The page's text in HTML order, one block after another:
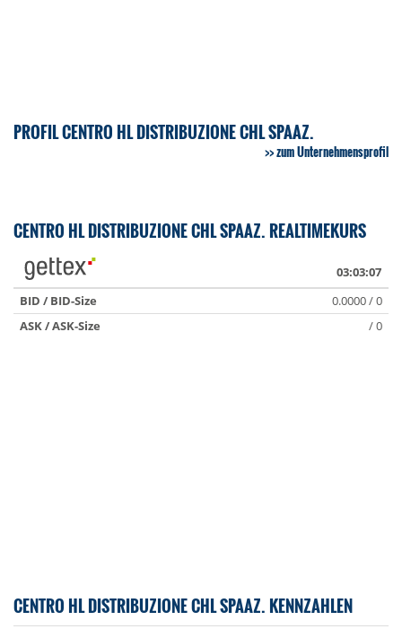
PROFIL CENTRO HL DISTRIBUZIONE CHL SPAAZ.
zum Unternehmensprofil
CENTRO HL DISTRIBUZIONE CHL SPAAZ. REALTIMEKURS
03:03:07
BID / BID-Size
0.0000 / 0
ASK / ASK-Size
/ 0
CENTRO HL DISTRIBUZIONE CHL SPAAZ. KENNZAHLEN